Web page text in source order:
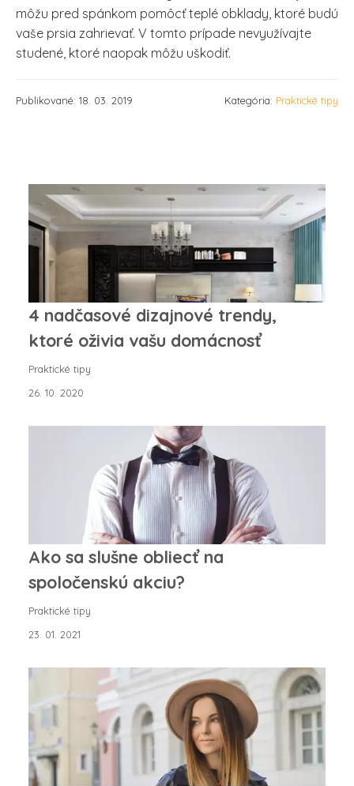
môžu pred spánkom pomôcť teplé obklady, ktoré budú
vaše prsia zahrievať. V tomto prípade nevyužívajte
studené, ktoré naopak môžu uškodiť.
Publikované: 18. 03. 2019 Kategória: Praktické tipy
4 nadčasové dizajnové trendy,
ktoré oživia vašu domácnosť
Praktické tipy
26. 10. 2020
Ako sa slušne obliecť na
spoločenskú akciu?
Praktické tipy
23. 01. 2021